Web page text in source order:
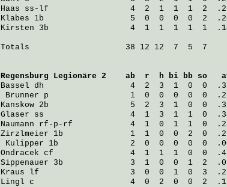
Haas
Klabes
Kirsten 3b                 4  1  1  1  1  1
Totals                    38 12 12  7  5  7
Regensburg Legionäre 2
ab  r  h bi bb so
Bassel dh                  4  2  3  1  0  0
Brunner
Kanskow
Glaser
Naumann
Zirzlmeier 1b              1  1  0  0  2  0
Kulipper
Ondracek
Sippenauer
Kraus
Lingl c                    4  0  2  0  0  2